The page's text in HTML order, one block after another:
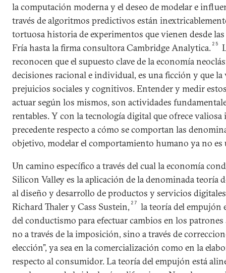
la computación moderna y el deseo de modelar e
través de algoritmos predictivos están
tortuosa historia de experimentos que vienen desde
Fría hasta la firma consultora Cambridge Analytica. 25
reconocen que el supuesto clave de la economía
decisiones racional e individual, es una ficción y que
prejuicios sociales y cognitivos. Entender y medir
actuar según los mismos, son actividades
rentables. Y con la tecnología digital que ofrece
precedente respecto a cómo se comportan las
objetivo, modelar el comportamiento humano ya no
Un camino específico a través del cual la economía
Silicon Valley es la aplicación de la denominada teoría
al diseño y desarrollo de productos y servicios
Richard Thaler y Cass Sustein, 27
la teoría del empujón
del conductismo para efectuar cambios en los
no a través de la imposición, sino a través de
elección”, ya sea en la comercialización como en la
respecto al consumidor. La teoría del empujón está